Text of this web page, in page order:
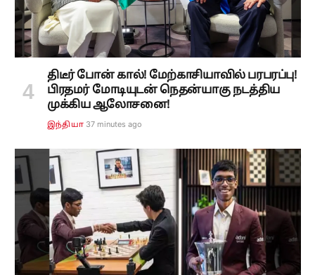
திடீர் போன் கால்! மேற்காசியாவில் பரபரப்பு!
பிரதமர் மோடியுடன் நெதன்யாகு நடத்திய
முக்கிய ஆலோசனை!
இந்தியா 37 minutes ago